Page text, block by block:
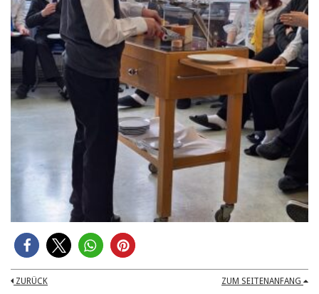
ZURÜCK ZUM SEITENANFANG